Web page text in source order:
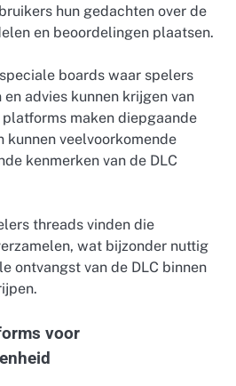
hun gedachten over de
en beoordelingen plaatsen.
boards waar spelers
advies kunnen krijgen van
platforms maken diepgaande
kunnen veelvoorkomende
kenmerken van de DLC
threads vinden die
wat bijzonder nuttig
ontvangst van de DLC binnen
voor